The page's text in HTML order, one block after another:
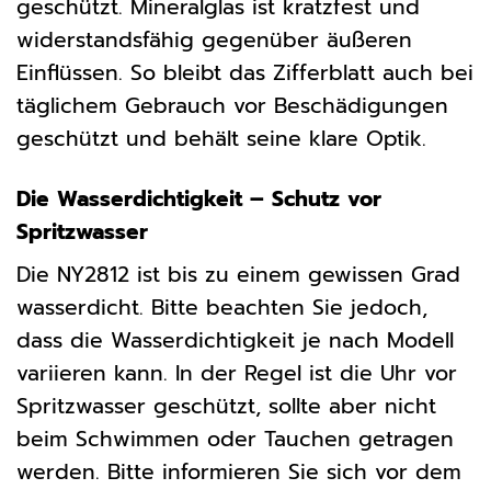
geschützt. Mineralglas ist kratzfest und
widerstandsfähig gegenüber äußeren
Einflüssen. So bleibt das Zifferblatt auch bei
täglichem Gebrauch vor Beschädigungen
geschützt und behält seine klare Optik.
Die Wasserdichtigkeit – Schutz vor
Spritzwasser
Die NY2812 ist bis zu einem gewissen Grad
wasserdicht. Bitte beachten Sie jedoch,
dass die Wasserdichtigkeit je nach Modell
variieren kann. In der Regel ist die Uhr vor
Spritzwasser geschützt, sollte aber nicht
beim Schwimmen oder Tauchen getragen
werden. Bitte informieren Sie sich vor dem